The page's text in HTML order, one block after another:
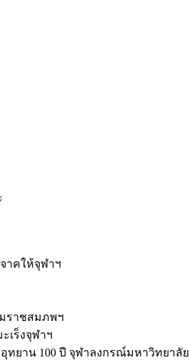
าคให้จุฬาฯ
ราชสมภพฯ
เร็งจุฬาฯ
ทยาน 100 ปี จุฬาลงกรณ์มหาวิทยาลัย